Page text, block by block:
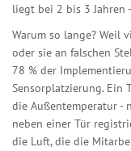
liegt bei 2 bis 3 Jahren
Warum so lange? Weil
oder sie an falschen
78 % der
Sensorplatzierung. Ein
die Außentemperatur -
neben einer Tür
die Luft, die die